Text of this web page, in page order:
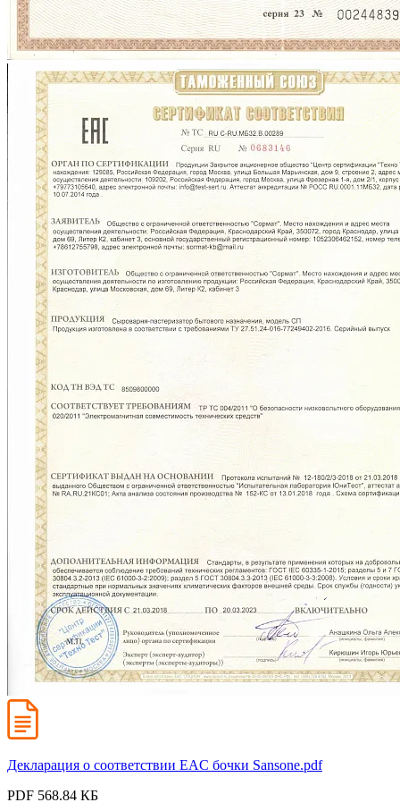
Декларация о соответствии EAC бочки Sansone.pdf
PDF 568.84 КБ